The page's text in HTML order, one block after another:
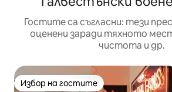
Гостите са съгласни: тези
оценени заради тяхното
чистота и др.
Избор на гостите
Избор на гостите